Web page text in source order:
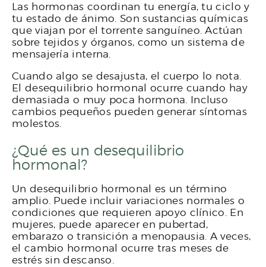
Las hormonas coordinan tu energía, tu ciclo y
tu estado de ánimo. Son sustancias químicas
que viajan por el torrente sanguíneo. Actúan
sobre tejidos y órganos, como un sistema de
mensajería interna.
Cuando algo se desajusta, el cuerpo lo nota.
El desequilibrio hormonal ocurre cuando hay
demasiada o muy poca hormona. Incluso
cambios pequeños pueden generar síntomas
molestos.
¿Qué es un desequilibrio
hormonal?
Un desequilibrio hormonal es un término
amplio. Puede incluir variaciones normales o
condiciones que requieren apoyo clínico. En
mujeres, puede aparecer en pubertad,
embarazo o transición a menopausia. A veces,
el cambio hormonal ocurre tras meses de
estrés sin descanso.